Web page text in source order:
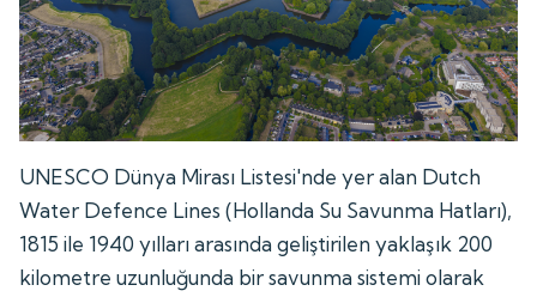
UNESCO Dünya Mirası Listesi'nde yer alan Dutch
Water Defence Lines (Hollanda Su Savunma Hatları),
1815 ile 1940 yılları arasında geliştirilen yaklaşık 200
kilometre uzunluğunda bir savunma sistemi olarak